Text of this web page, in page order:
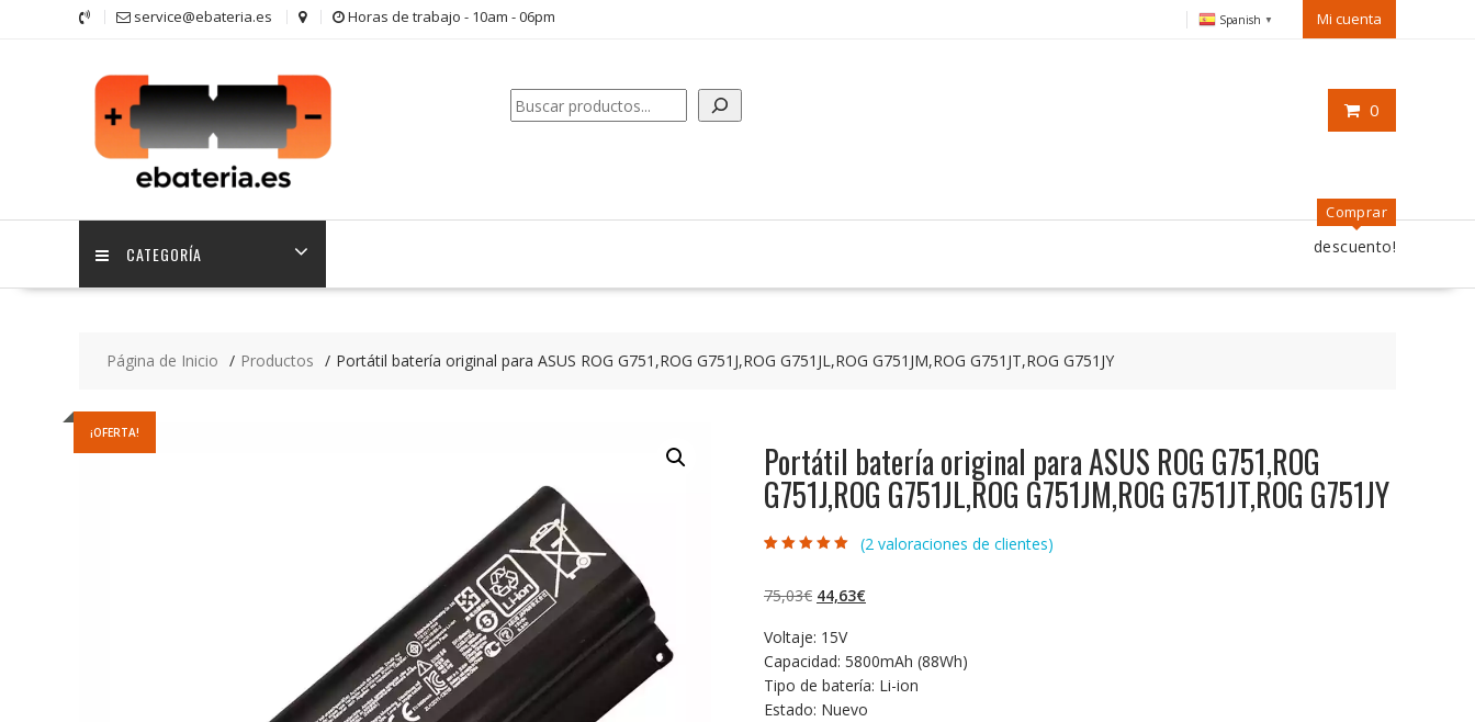
service@ebateria.es Horas de trabajo - 10am - 06pm Spanish ▼ Mi cuenta
0
Buscar
CATEGORÍA
Comprar
descuento!
Página de Inicio Productos Portátil batería original para ASUS ROG G751,ROG G751J,ROG G751JL,ROG G751JM,ROG G751JT,ROG G751JY
¡OFERTA!
Portátil batería original para ASUS ROG G751,ROG
G751J,ROG G751JL,ROG G751JM,ROG G751JT,ROG G751JY
base a
valoraciones de
(2 valoraciones de clientes)
75,03€ El
original
era:
75,03€.
44,63€El
es:
44,63€.
Voltaje: 15V
Capacidad: 5800mAh (88Wh)
Tipo de batería: Li-ion
Estado: Nuevo